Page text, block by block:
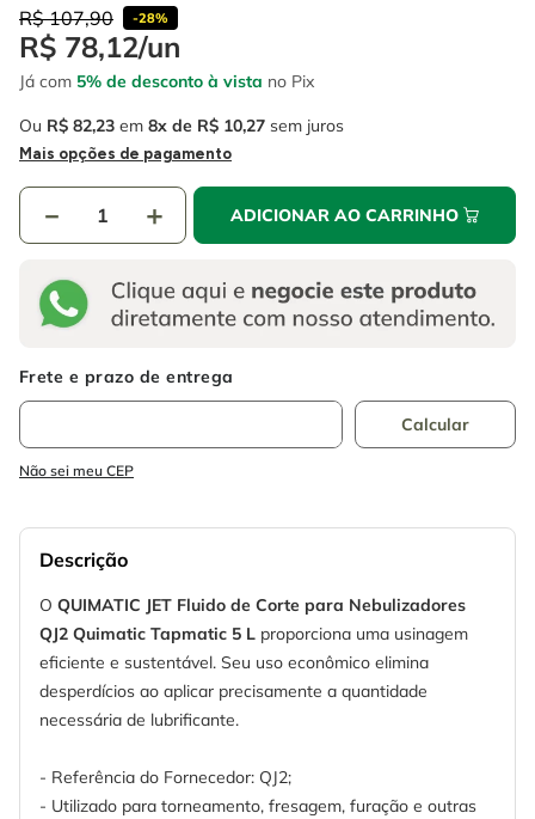
R$ 107,90 -28%
R$ 78,12/un
Já com 5% de desconto à vista no Pix
Ou R$ 82,23 em 8 R$ 10,27 sem juros
Mais opções de pagamento
＋
－ ADICIONAR AO CARRINHO
Não sei meu CEP
Descrição
O QUIMATIC JET Fluido de Corte para Nebulizadores
QJ2 Quimatic Tapmatic 5 L proporciona uma usinagem
eficiente e sustentável. Seu uso econômico elimina
desperdícios ao aplicar precisamente a quantidade
necessária de lubrificante.
- Referência do Fornecedor: QJ2;
- Utilizado para torneamento, fresagem, furação e outras
6 º fio
7 chave impacto
9º cabo flexivel
serra circular
º chave impacto
º disco corte
º cabo flexivel
serra copo